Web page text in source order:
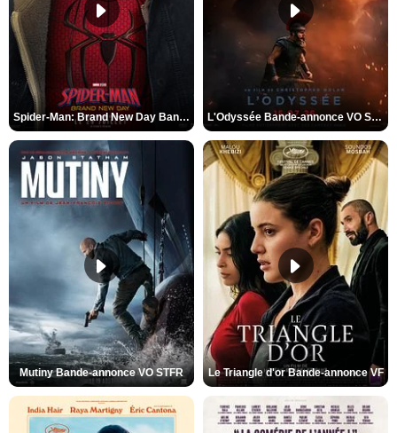
Spider-Man: Brand New Day Bande-annonce VO STFR L'Odyssée Bande-annonce VO STFR
Mutiny Bande-annonce VO STFR Le Triangle d'or Bande-annonce VF